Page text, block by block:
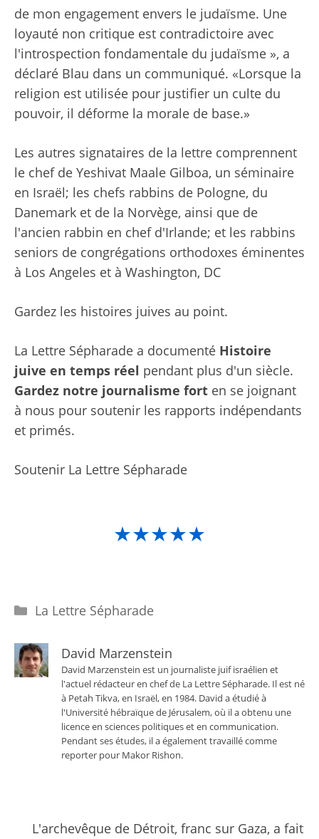
de mon engagement envers le judaïsme. Une
loyauté non critique est contradictoire avec
l'introspection fondamentale du judaïsme », a
déclaré Blau dans un communiqué. «Lorsque la
religion est utilisée pour justifier un culte du
pouvoir, il déforme la morale de base.»
Les autres signataires de la lettre comprennent
le chef de Yeshivat Maale Gilboa, un séminaire
en Israël; les chefs rabbins de Pologne, du
Danemark et de la Norvège, ainsi que de
l'ancien rabbin en chef d'Irlande; et les rabbins
seniors de congrégations orthodoxes éminentes
à Los Angeles et à Washington, DC
Gardez les histoires juives au point.
La Lettre Sépharade a documenté Histoire
juive en temps réel pendant plus d'un siècle.
Gardez notre journalisme fort en se joignant
à nous pour soutenir les rapports indépendants
et primés.
Soutenir La Lettre Sépharade
★★★★★
Catégories
La Lettre Sépharade
David Marzenstein
David Marzenstein est un journaliste juif israélien et
l'actuel rédacteur en chef de La Lettre Sépharade. Il est né
à Petah Tikva, en Israël, en 1984. David a étudié à
l'Université hébraïque de Jérusalem, où il a obtenu une
licence en sciences politiques et en communication.
Pendant ses études, il a également travaillé comme
reporter pour Makor Rishon.
L'archevêque de Détroit, franc sur Gaza, a fait